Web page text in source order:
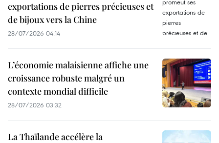
exportations de pierres précieuses et
de bijoux vers la Chine
28/07/2026 04:14
L’économie malaisienne affiche une
croissance robuste malgré un
contexte mondial difficile
28/07/2026 03:32
La Thaïlande accélère la